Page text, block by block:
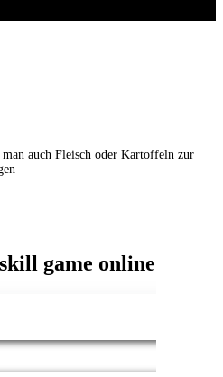
auch Fleisch oder Kartoffeln zur